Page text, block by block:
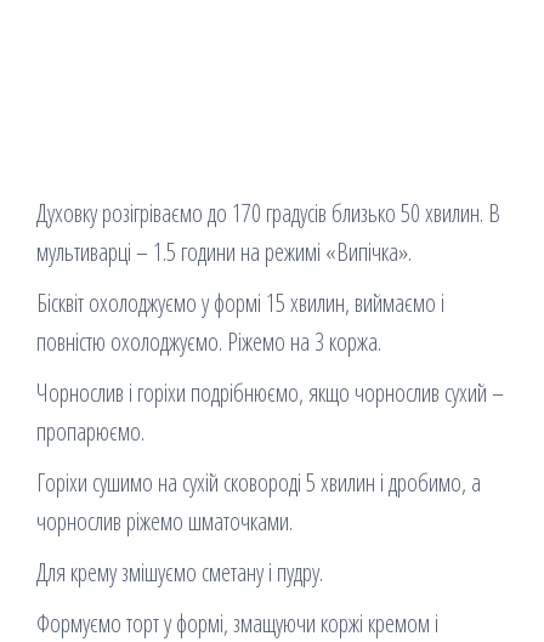
Духовку розігріваємо до 170 градусів близько 50 хвилин. В
мультиварці – 1.5 години на режимі «Випічка».
Бісквіт охолоджуємо у формі 15 хвилин, виймаємо і
повністю охолоджуємо. Ріжемо на 3 коржа.
Чорнослив і горіхи подрібнюємо, якщо чорнослив сухий –
пропарюємо.
Горіхи сушимо на сухій сковороді 5 хвилин і дробимо, а
чорнослив ріжемо шматочками.
Для крему змішуємо сметану і пудру.
Формуємо торт у формі, змащуючи коржі кремом і